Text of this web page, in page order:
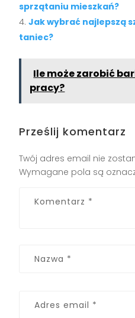
sprzątaniu mieszkań?
Jak wybrać najlepszą
taniec?
Ile może zarobić
pracy?
Prześlij komentarz
Twój adres email nie
Wymagane pola są